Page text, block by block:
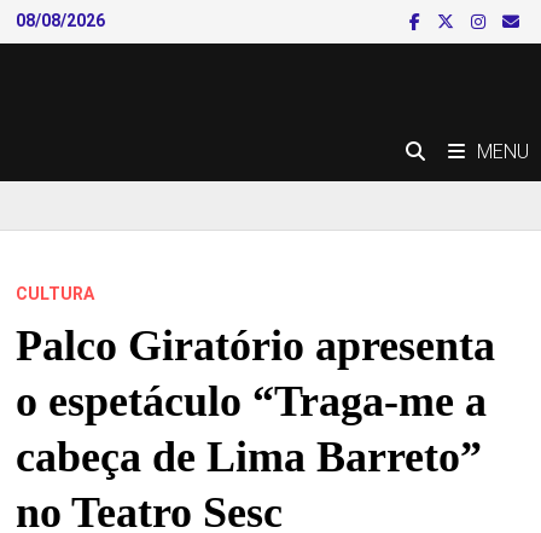
Skip
to
08/08/2026
MENU
CULTURA
Palco Giratório apresenta
o espetáculo “Traga-me a
cabeça de Lima Barreto”
no Teatro Sesc